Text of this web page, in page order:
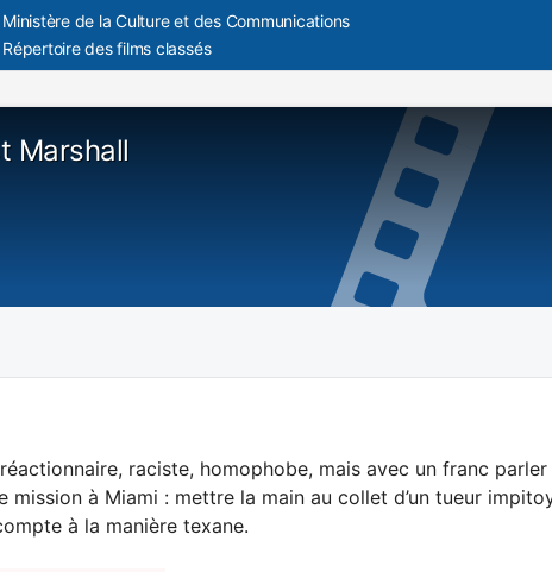
Ministère de la Culture et des Communications
Répertoire des films classés
Marshall
raciste, homophobe, mais avec un franc
mission à Miami : mettre la main au collet d’un tueur
à la manière texane.